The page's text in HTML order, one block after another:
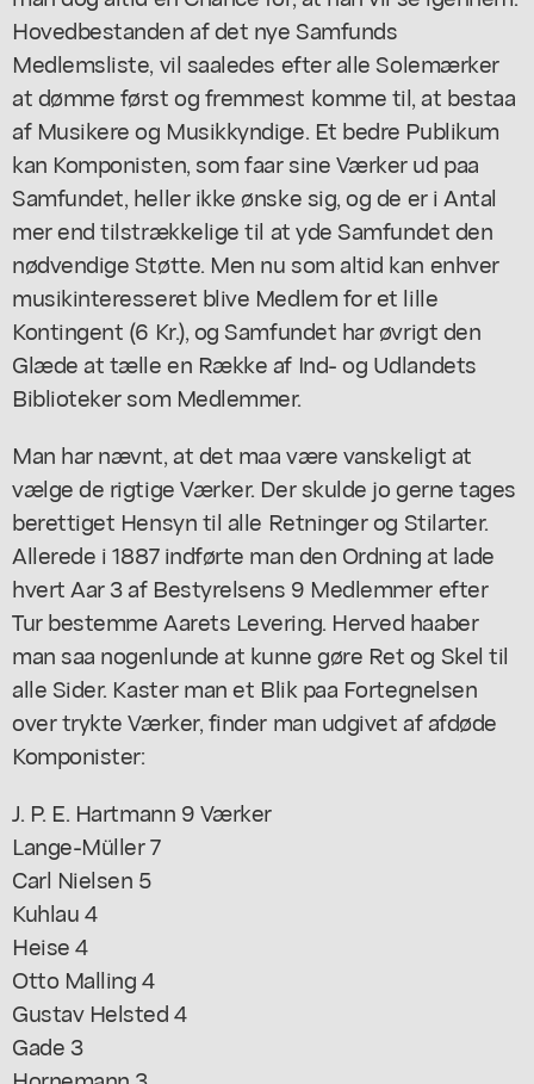
Hovedbestanden af det nye Samfunds
Medlemsliste, vil saaledes efter alle Solemærker
at dømme først og fremmest komme til, at bestaa
af Musikere og Musikkyndige. Et bedre Publikum
kan Komponisten, som faar sine Værker ud paa
Samfundet, heller ikke ønske sig, og de er i Antal
mer end tilstrækkelige til at yde Samfundet den
nødvendige Støtte. Men nu som altid kan enhver
musikinteresseret blive Medlem for et lille
Kontingent (6 Kr.), og Samfundet har øvrigt den
Glæde at tælle en Række af Ind- og Udlandets
Biblioteker som Medlemmer.
Man har nævnt, at det maa være vanskeligt at
vælge de rigtige Værker. Der skulde jo gerne tages
berettiget Hensyn til alle Retninger og Stilarter.
Allerede i 1887 indførte man den Ordning at lade
hvert Aar 3 af Bestyrelsens 9 Medlemmer efter
Tur bestemme Aarets Levering. Herved haaber
man saa nogenlunde at kunne gøre Ret og Skel til
alle Sider. Kaster man et Blik paa Fortegnelsen
over trykte Værker, finder man udgivet af afdøde
Komponister:
J. P. E. Hartmann 9 Værker
Lange-Müller 7
Carl Nielsen 5
Kuhlau 4
Heise 4
Otto Malling 4
Gustav Helsted 4
Gade 3